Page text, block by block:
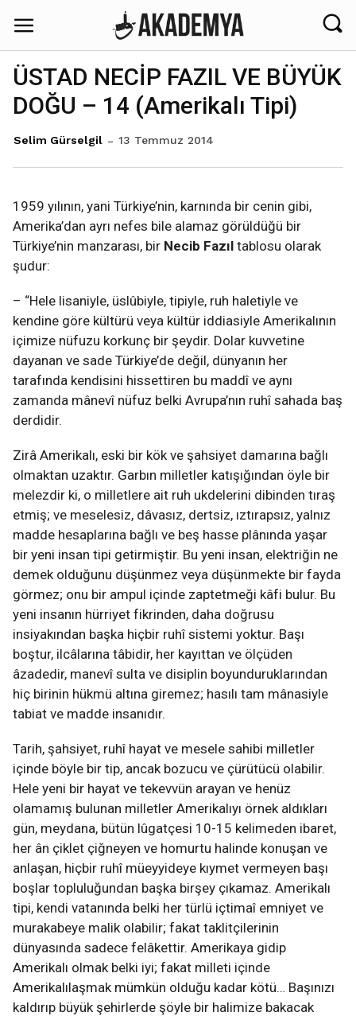
ÜSTAD NECİP FAZIL VE BÜYÜK
DOĞU – 14 (Amerikalı Tipi)
Selim Gürselgil 13 Temmuz 2014
1959 yılının, yani Türkiye’nin, karnında bir cenin gibi,
Amerika’dan ayrı nefes bile alamaz görüldüğü bir
Türkiye’nin manzarası, bir Necib Fazıl tablosu olarak
şudur:
– “Hele lisaniyle, üslûbiyle, tipiyle, ruh haletiyle ve
kendine göre kültürü veya kültür iddiasiyle Amerikalının
içimize nüfuzu korkunç bir şeydir. Dolar kuvvetine
dayanan ve sade Türkiye’de değil, dünyanın her
tarafında kendisini hissettiren bu maddî ve aynı
zamanda mânevî nüfuz belki Avrupa’nın ruhî sahada baş
derdidir.
Zirâ Amerikalı, eski bir kök ve şahsiyet damarına bağlı
olmaktan uzaktır. Garbın milletler katışığından öyle bir
melezdir ki, o milletlere ait ruh ukdelerini dibinden tıraş
etmiş; ve meselesiz, dâvasız, dertsiz, ıztırapsız, yalnız
madde hesaplarına bağlı ve beş hasse plânında yaşar
bir yeni insan tipi getirmiştir. Bu yeni insan, elektriğin ne
demek olduğunu düşünmez veya düşünmekte bir fayda
görmez; onu bir ampul içinde zaptetmeği kâfi bulur. Bu
yeni insanın hürriyet fikrinden, daha doğrusu
insiyakından başka hiçbir ruhî sistemi yoktur. Başı
boştur, ilcâlarına tâbidir, her kayıttan ve ölçüden
âzadedir, manevî sulta ve disiplin boyunduruklarından
hiç birinin hükmü altına giremez; hasılı tam mânasiyle
tabiat ve madde insanıdır.
Tarih, şahsiyet, ruhî hayat ve mesele sahibi milletler
içinde böyle bir tip, ancak bozucu ve çürütücü olabilir.
Hele yeni bir hayat ve tekevvün arayan ve henüz
olamamış bulunan milletler Amerikalıyı örnek aldıkları
gün, meydana, bütün lûgatçesi 10-15 kelimeden ibaret,
her ân çiklet çiğneyen ve homurtu halinde konuşan ve
anlaşan, hiçbir ruhî müeyyideye kıymet vermeyen başı
boşlar topluluğundan başka birşey çıkamaz. Amerikalı
tipi, kendi vatanında belki her türlü içtimaî emniyet ve
murakabeye malik olabilir; fakat taklitçilerinin
dünyasında sadece felâkettir. Amerikaya gidip
Amerikalı olmak belki iyi; fakat milleti içinde
Amerikalılaşmak mümkün olduğu kadar kötü… Başınızı
kaldırıp büyük şehirlerde şöyle bir halimize bakacak